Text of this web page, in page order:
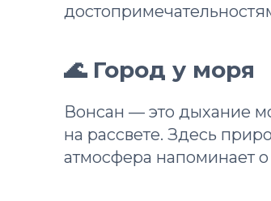
🌊 Город у моря
Вонсан — это дыхание
на рассвете. Здесь
атмосфера напоминает